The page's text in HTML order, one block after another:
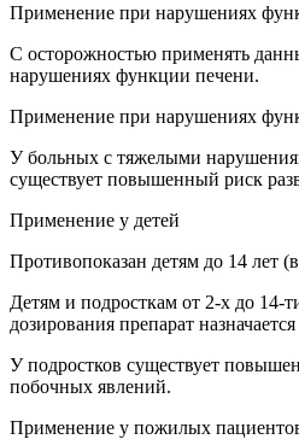
Применение при нарушениях
С осторожностью применять
нарушениях функции печени.
Применение при нарушениях
У больных с тяжелыми
существует повышенный риск
Применение у детей
Противопоказан детям до 14 лет
Детям и подросткам от 2-х до 14-
дозирования препарат
У подростков существует
побочных явлений.
Применение у пожилых